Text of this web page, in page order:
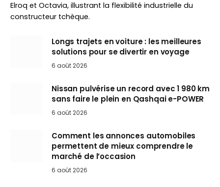
Elroq et Octavia, illustrant la flexibilité industrielle du
constructeur tchèque.
Longs trajets en voiture : les meilleures
solutions pour se divertir en voyage
6 août 2026
Nissan pulvérise un record avec 1 980 km
sans faire le plein en Qashqai e-POWER
6 août 2026
Comment les annonces automobiles
permettent de mieux comprendre le
marché de l’occasion
6 août 2026